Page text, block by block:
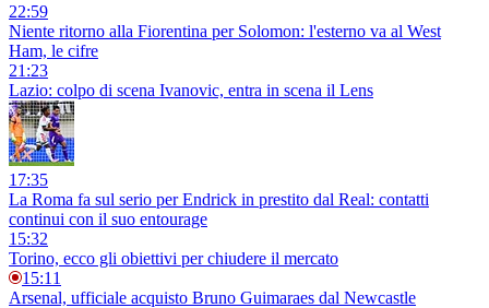
22:59
Niente ritorno alla Fiorentina per Solomon: l'esterno va al West
Ham, le cifre
21:23
Lazio: colpo di scena Ivanovic, entra in scena il Lens
17:35
La Roma fa sul serio per Endrick in prestito dal Real: contatti
continui con il suo entourage
15:32
Torino, ecco gli obiettivi per chiudere il mercato
15:11
Arsenal, ufficiale acquisto Bruno Guimaraes dal Newcastle